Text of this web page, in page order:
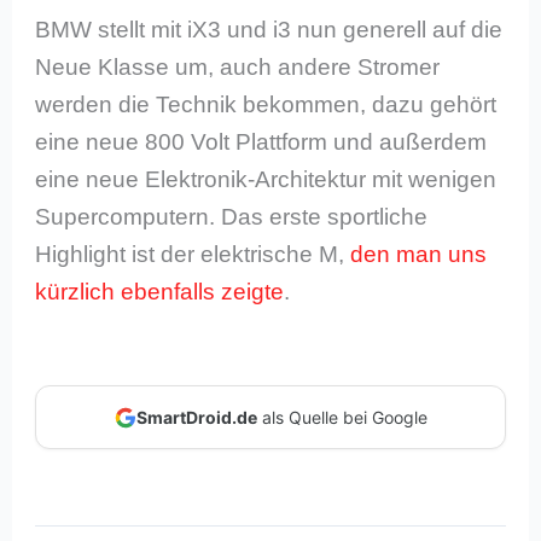
BMW stellt mit iX3 und i3 nun generell auf die
Neue Klasse um, auch andere Stromer
werden die Technik bekommen, dazu gehört
eine neue 800 Volt Plattform und außerdem
eine neue Elektronik-Architektur mit wenigen
Supercomputern. Das erste sportliche
Highlight ist der elektrische M,den man uns
kürzlich ebenfalls zeigte.
SmartDroid.deals Quelle bei Google